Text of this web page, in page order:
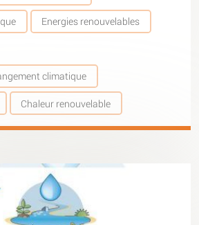
Energies renouvelables
climatique
Chaleur renouvelable